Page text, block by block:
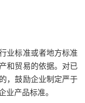
标准或者地方标准
和贸易的依据。对已
，鼓励企业制定严于
业产品标准。